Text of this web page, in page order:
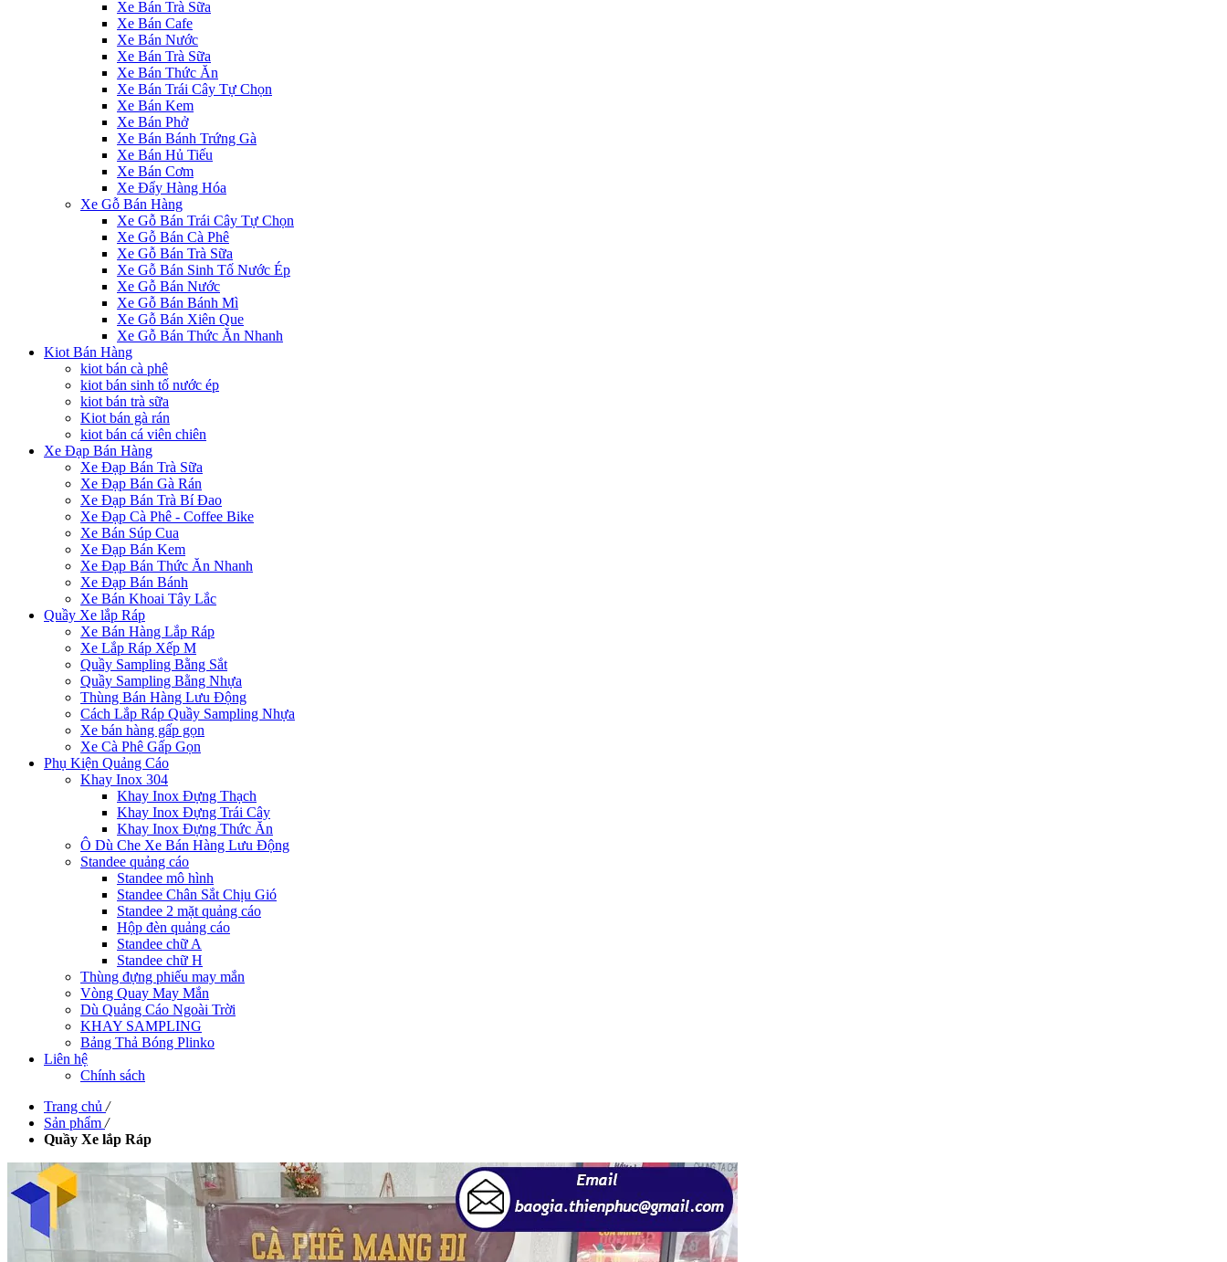
Xe Bán Trà Sữa
Xe Bán Cafe
Xe Bán Nước
Xe Bán Trà Sữa
Xe Bán Thức Ăn
Xe Bán Trái Cây Tự Chọn
Xe Bán Kem
Xe Bán Phở
Xe Bán Bánh Trứng Gà
Xe Bán Hủ Tiếu
Xe Bán Cơm
Xe Đẩy Hàng Hóa
Xe Gỗ Bán Hàng
Xe Gỗ Bán Trái Cây Tự Chọn
Xe Gỗ Bán Cà Phê
Xe Gỗ Bán Trà Sữa
Xe Gỗ Bán Sinh Tố Nước Ép
Xe Gỗ Bán Nước
Xe Gỗ Bán Bánh Mì
Xe Gỗ Bán Xiên Que
Xe Gỗ Bán Thức Ăn Nhanh
Kiot Bán Hàng
kiot bán cà phê
kiot bán sinh tố nước ép
kiot bán trà sữa
Kiot bán gà rán
kiot bán cá viên chiên
Xe Đạp Bán Hàng
Xe Đạp Bán Trà Sữa
Xe Đạp Bán Gà Rán
Xe Đạp Bán Trà Bí Đao
Xe Đạp Cà Phê - Coffee Bike
Xe Bán Súp Cua
Xe Đạp Bán Kem
Xe Đạp Bán Thức Ăn Nhanh
Xe Đạp Bán Bánh
Xe Bán Khoai Tây Lắc
Quầy Xe lắp Ráp
Xe Bán Hàng Lắp Ráp
Xe Lắp Ráp Xếp M
Quầy Sampling Bằng Sắt
Quầy Sampling Bằng Nhựa
Thùng Bán Hàng Lưu Động
Cách Lắp Ráp Quầy Sampling Nhựa
Xe bán hàng gấp gọn
Xe Cà Phê Gấp Gọn
Phụ Kiện Quảng Cáo
Khay Inox 304
Khay Inox Đựng Thạch
Khay Inox Đựng Trái Cây
Khay Inox Đựng Thức Ăn
Ô Dù Che Xe Bán Hàng Lưu Động
Standee quảng cáo
Standee mô hình
Standee Chân Sắt Chịu Gió
Standee 2 mặt quảng cáo
Hộp đèn quảng cáo
Standee chữ A
Standee chữ H
Thùng đựng phiếu may mắn
Vòng Quay May Mắn
Dù Quảng Cáo Ngoài Trời
KHAY SAMPLING
Bảng Thả Bóng Plinko
Liên hệ
Chính sách
Trang chủ /
Sản phẩm /
Quầy Xe lắp Ráp